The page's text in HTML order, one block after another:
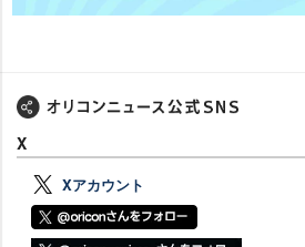
X
Xアカウント